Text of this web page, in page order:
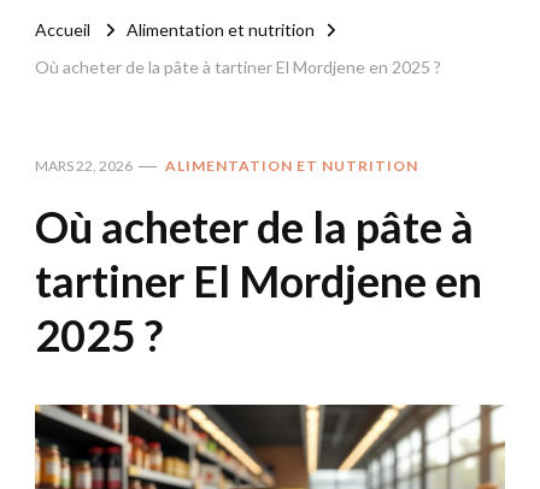
Accueil
Alimentation et nutrition
Où acheter de la pâte à tartiner El Mordjene en 2025 ?
MARS 22, 2026 ALIMENTATION ET NUTRITION
Où acheter de la pâte à
tartiner El Mordjene en
2025 ?